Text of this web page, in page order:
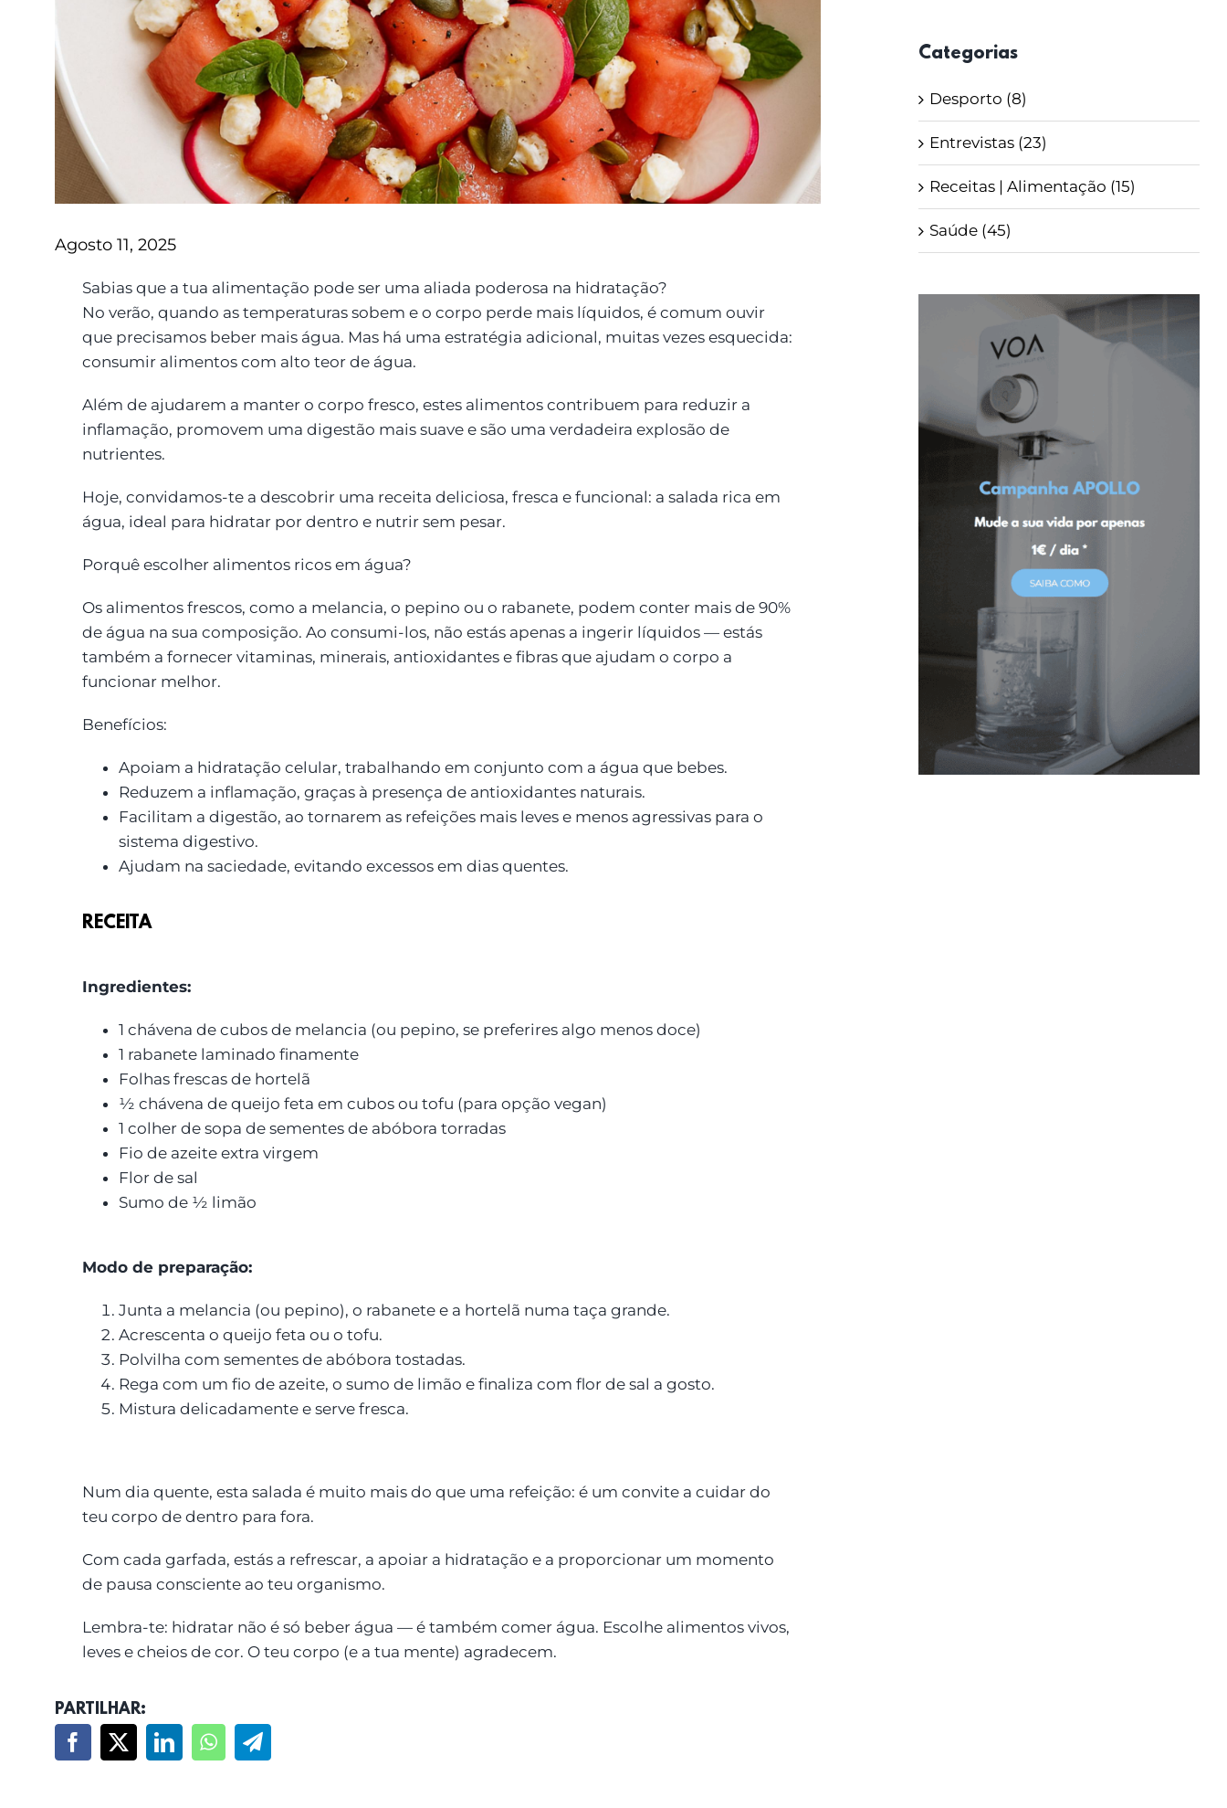
Agosto 11, 2025
Sabias que a tua alimentação pode ser uma aliada poderosa na hidratação?
No verão, quando as temperaturas sobem e o corpo perde mais líquidos, é comum ouvir
que precisamos beber mais água. Mas há uma estratégia adicional, muitas vezes esquecida:
consumir alimentos com alto teor de água.
Além de ajudarem a manter o corpo fresco, estes alimentos contribuem para reduzir a
inflamação, promovem uma digestão mais suave e são uma verdadeira explosão de
nutrientes.
Hoje, convidamos-te a descobrir uma receita deliciosa, fresca e funcional: a salada rica em
água, ideal para hidratar por dentro e nutrir sem pesar.
Porquê escolher alimentos ricos em água?
Os alimentos frescos, como a melancia, o pepino ou o rabanete, podem conter mais de 90%
de água na sua composição. Ao consumi-los, não estás apenas a ingerir líquidos — estás
também a fornecer vitaminas, minerais, antioxidantes e fibras que ajudam o corpo a
funcionar melhor.
Benefícios:
Apoiam a hidratação celular, trabalhando em conjunto com a água que bebes.
Reduzem a inflamação, graças à presença de antioxidantes naturais.
Facilitam a digestão, ao tornarem as refeições mais leves e menos agressivas para o
sistema digestivo.
Ajudam na saciedade, evitando excessos em dias quentes.
RECEITA
Ingredientes:
1 chávena de cubos de melancia (ou pepino, se preferires algo menos doce)
1 rabanete laminado finamente
Folhas frescas de hortelã
½ chávena de queijo feta em cubos ou tofu (para opção vegan)
1 colher de sopa de sementes de abóbora torradas
Fio de azeite extra virgem
Flor de sal
Sumo de ½ limão
Modo de preparação:
Junta a melancia (ou pepino), o rabanete e a hortelã numa taça grande.
Acrescenta o queijo feta ou o tofu.
Polvilha com sementes de abóbora tostadas.
Rega com um fio de azeite, o sumo de limão e finaliza com flor de sal a gosto.
Mistura delicadamente e serve fresca.
Num dia quente, esta salada é muito mais do que uma refeição: é um convite a cuidar do
teu corpo de dentro para fora.
Com cada garfada, estás a refrescar, a apoiar a hidratação e a proporcionar um momento
de pausa consciente ao teu organismo.
Lembra-te: hidratar não é só beber água — é também comer água. Escolhe alimentos vivos,
leves e cheios de cor. O teu corpo (e a tua mente) agradecem.
PARTILHAR:
Categorias
Desporto (8)
Entrevistas (23)
Receitas | Alimentação (15)
Saúde (45)